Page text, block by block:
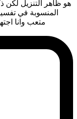
هو ظاهر التنزيل لكن
المنسوبة في
متعب وانا